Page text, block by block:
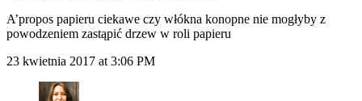
A’propos papieru ciekawe czy włókna konopne nie mogłyby z
powodzeniem zastąpić drzew w roli papieru
23 kwietnia 2017 at 3:06 PM